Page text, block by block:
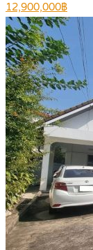
12,900,000฿